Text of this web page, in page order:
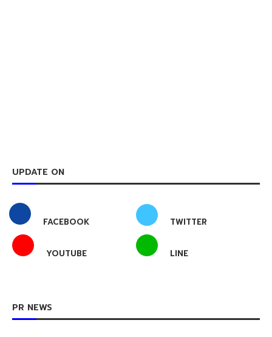
UPDATE ON
FACEBOOK TWITTER
YOUTUBE LINE
PR NEWS